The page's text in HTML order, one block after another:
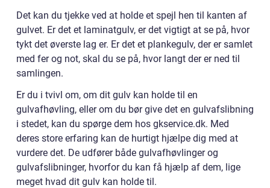
Det kan du tjekke ved at holde et spejl hen til kanten af
gulvet. Er det et laminatgulv, er det vigtigt at se på, hvor
tykt det øverste lag er. Er det et plankegulv, der er samlet
med fer og not, skal du se på, hvor langt der er ned til
samlingen.
Er du i tvivl om, om dit gulv kan holde til en
gulvafhøvling, eller om du bør give det en gulvafslibning
i stedet, kan du spørge dem hos gkservice.dk. Med
deres store erfaring kan de hurtigt hjælpe dig med at
vurdere det. De udfører både gulvafhøvlinger og
gulvafslibninger, hvorfor du kan få hjælp af dem, lige
meget hvad dit gulv kan holde til.